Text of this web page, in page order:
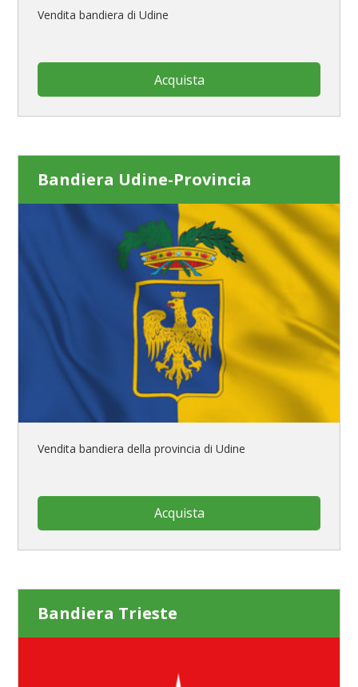
Vendita bandiera di Udine
Acquista
Bandiera Udine-Provincia
Vendita bandiera della provincia di Udine
Acquista
Bandiera Trieste